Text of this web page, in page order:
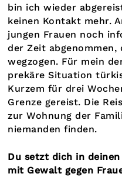
bin ich wieder
keinen Kontakt mehr.
jungen Frauen noch
der Zeit
wegzogen. Für mein
prekäre Situation
Kurzem für drei
Grenze gereist. Die
zur Wohnung der
niemanden finden.
Du setzt dich in
mit Gewalt gegen